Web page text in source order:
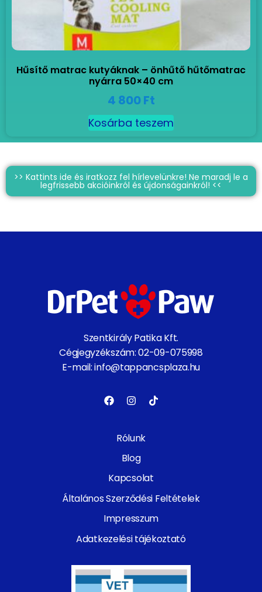
Hűsítő matrac kutyáknak – önhűtő hűtőmatrac
nyárra 50×40 cm
4 800Ft
Kosárba teszem
>> Kattints ide és iratkozz fel hírlevelünkre! Ne maradj le a
legfrissebb akcióinkról és újdonságainkról! <<
Szentkirály Patika Kft.
Cégjegyzékszám: 02-09-075998
E-mail: info@tappancsplaza.hu
Rólunk
Blog
Kapcsolat
Általános Szerződési Feltételek
Impresszum
Adatkezelési tájékoztató